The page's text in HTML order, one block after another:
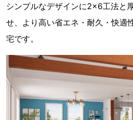
シンプルなデザインに2×6工法と
せ、より高い省エネ・耐久・快適
宅です。